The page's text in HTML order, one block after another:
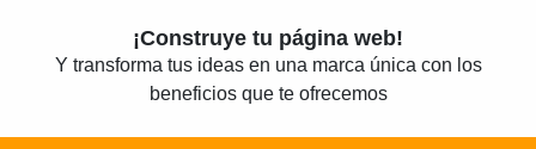
¡Construye tu página web!
Y transforma tus ideas en una marca única con los
beneficios que te ofrecemos